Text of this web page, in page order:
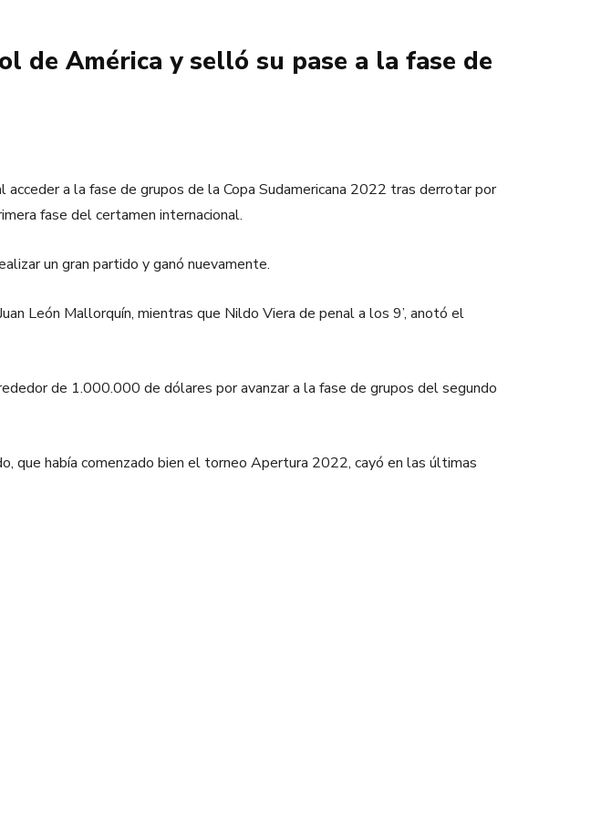
de América y selló su pase a la fase de
a la fase de grupos de la Copa Sudamericana 2022 tras derrotar por
fase del certamen internacional.
un gran partido y ganó nuevamente.
León Mallorquín, mientras que Nildo Viera de penal a los 9’, anotó el
de 1.000.000 de dólares por avanzar a la fase de grupos del segundo
que había comenzado bien el torneo Apertura 2022, cayó en las últimas